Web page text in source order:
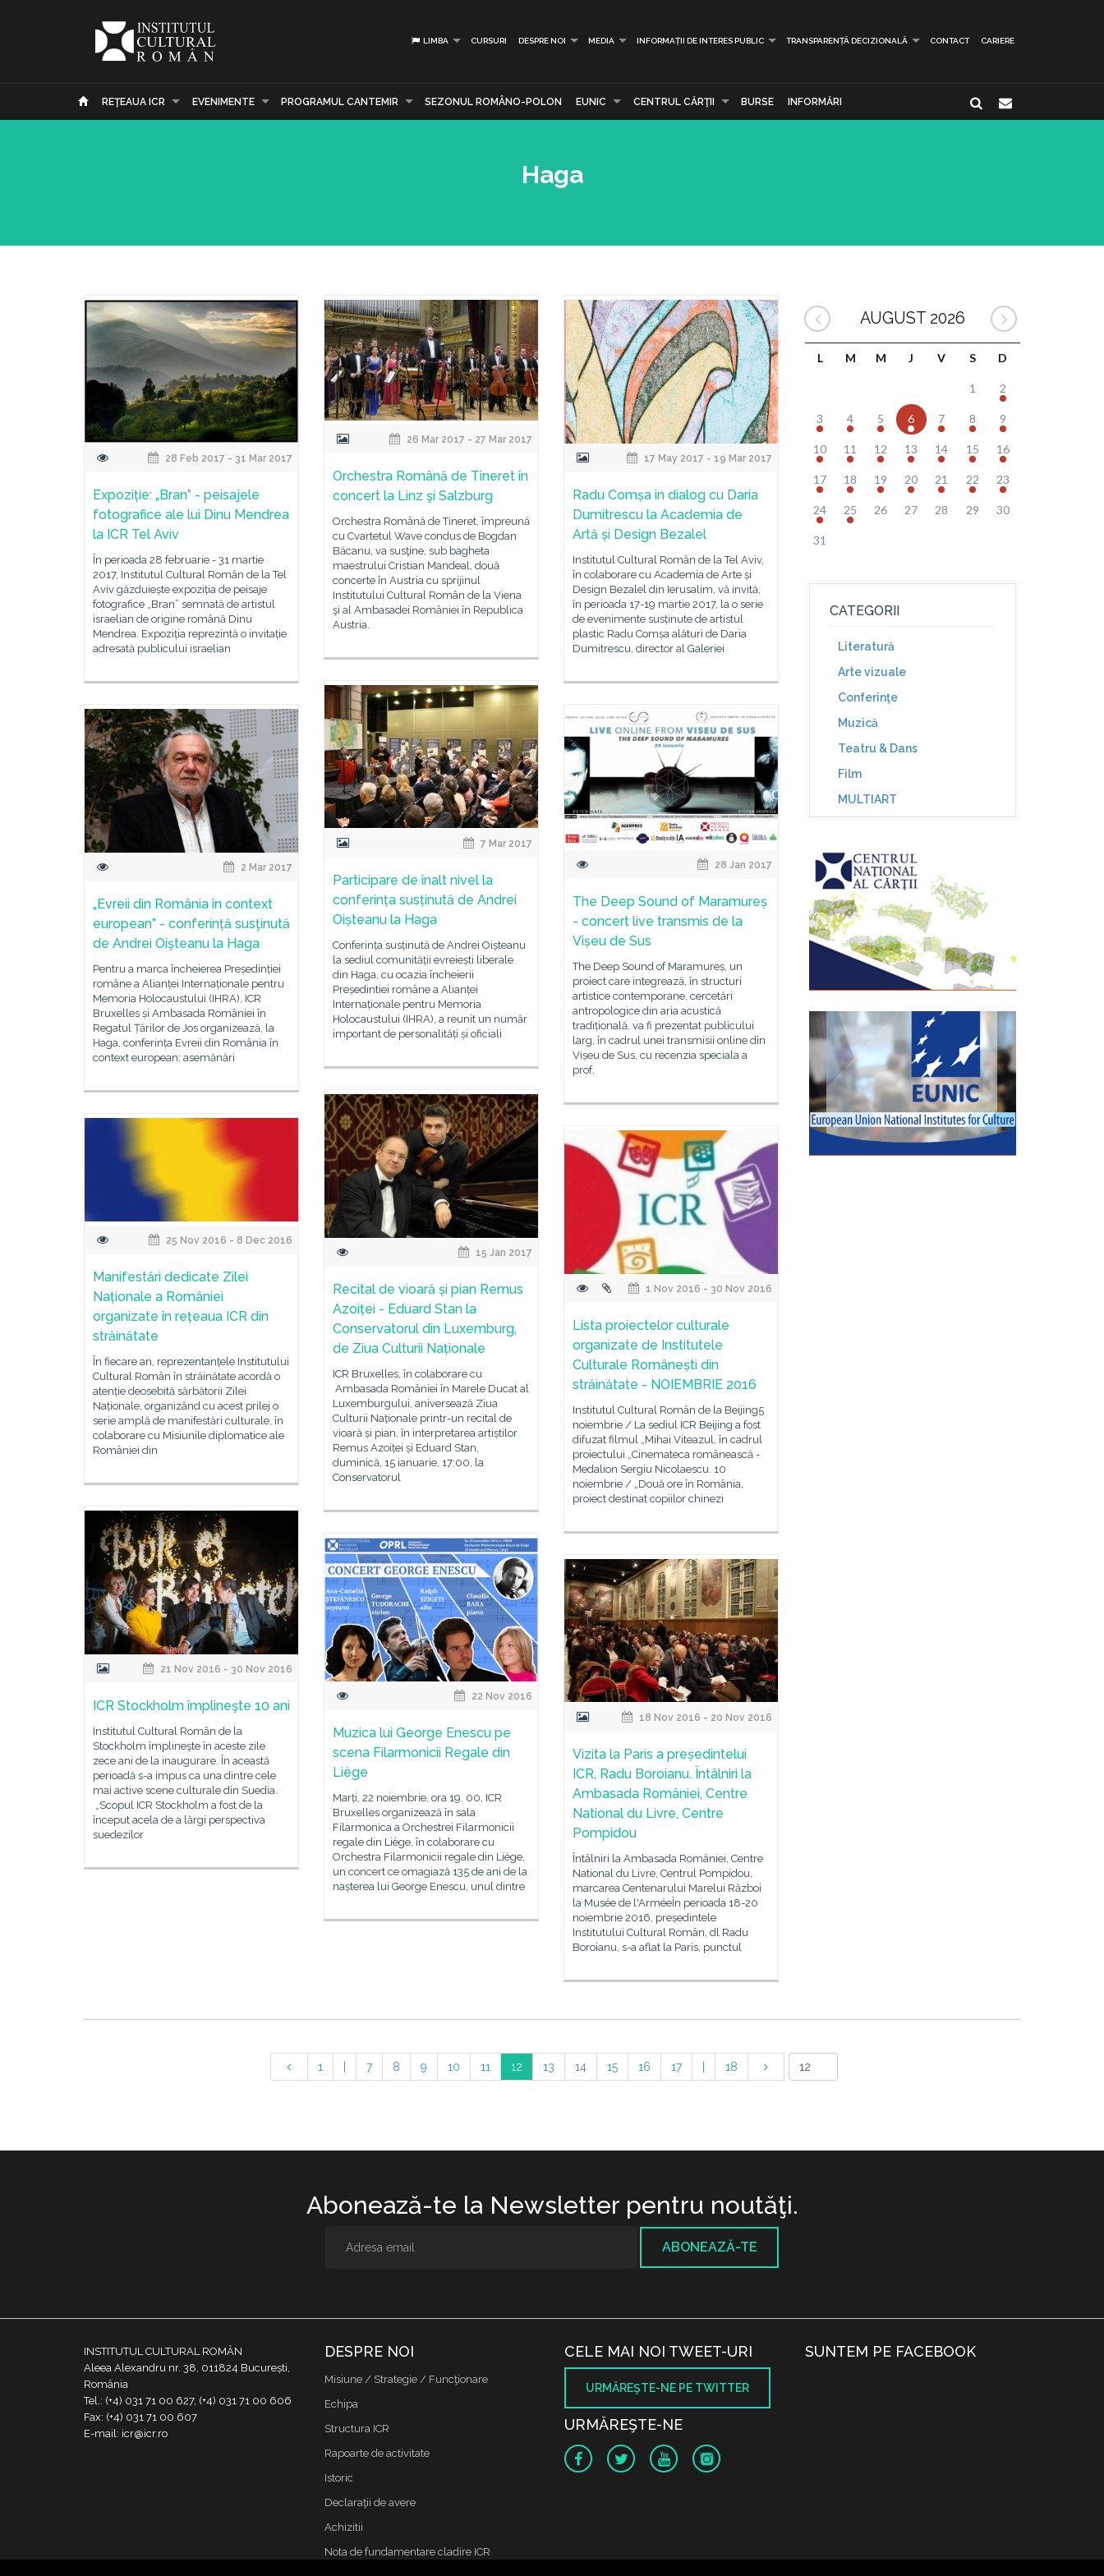
LIMBA CURSURI DESPRE NOI MEDIA INFORMAȚII DE INTERES PUBLIC TRANSPARENȚĂ DECIZIONALĂ CONTACT CARIERE
REŢEAUA ICR EVENIMENTE PROGRAMUL CANTEMIR SEZONUL ROMÂNO-POLON EUNIC CENTRUL CĂRŢII BURSE INFORMĂRI
Haga
28 Feb 2017 - 31 Mar 2017
Expoziție: „Bran” - peisajele
fotografice ale lui Dinu Mendrea
la ICR Tel Aviv
În perioada 28 februarie - 31 martie
2017, Institutul Cultural Român de la Tel
Aviv găzduiește expoziția de peisaje
fotografice „Bran” semnată de artistul
israelian de origine română Dinu
Mendrea. Expoziția reprezintă o invitație
adresată publicului israelian
26 Mar 2017 - 27 Mar 2017
Orchestra Română de Tineret în
concert la Linz şi Salzburg
Orchestra Română de Tineret, împreună
cu Cvartetul Wave condus de Bogdan
Băcanu, va susţine, sub bagheta
maestrului Cristian Mandeal, două
concerte în Austria cu sprijinul
Institutului Cultural Român de la Viena
şi al Ambasadei României în Republica
Austria.
17 May 2017 - 19 Mar 2017
Radu Comșa in dialog cu Daria
Dumitrescu la Academia de
Artă și Design Bezalel
Institutul Cultural Român de la Tel Aviv,
în colaborare cu Academia de Arte și
Design Bezalel din Ierusalim, vă invită,
în perioada 17-19 martie 2017, la o serie
de evenimente susținute de artistul
plastic Radu Comșa alături de Daria
Dumitrescu, director al Galeriei
7 Mar 2017
Participare de înalt nivel la
conferința susținută de Andrei
Oișteanu la Haga
Conferința susținută de Andrei Oișteanu
la sediul comunității evreiești liberale
din Haga, cu ocazia încheierii
Președintiei române a Alianței
Internaționale pentru Memoria
Holocaustului (IHRA), a reunit un număr
important de personalități și oficiali
2 Mar 2017
„Evreii din România în context
european” - conferință susţinută
de Andrei Oişteanu la Haga
Pentru a marca încheierea Președinției
române a Alianței Internaționale pentru
Memoria Holocaustului (IHRA), ICR
Bruxelles și Ambasada României în
Regatul Țărilor de Jos organizează, la
Haga, conferința Evreii din România în
context european: asemănări
28 Jan 2017
The Deep Sound of Maramureș
- concert live transmis de la
Vișeu de Sus
The Deep Sound of Maramureș, un
proiect care integrează, în structuri
artistice contemporane, cercetări
antropologice din aria acustică
tradițională, va fi prezentat publicului
larg, în cadrul unei transmisii online din
Vișeu de Sus, cu recenzia speciala a
prof.
15 Jan 2017
Recital de vioară și pian Remus
Azoiței - Eduard Stan la
Conservatorul din Luxemburg,
de Ziua Culturii Naționale
ICR Bruxelles, în colaborare cu
Ambasada României în Marele Ducat al
Luxemburgului, aniversează Ziua
Culturii Naționale printr-un recital de
vioară și pian, în interpretarea artiștilor
Remus Azoiței și Eduard Stan,
duminică, 15 ianuarie, 17:00, la
Conservatorul
25 Nov 2016 - 8 Dec 2016
Manifestări dedicate Zilei
Naționale a României
organizate în rețeaua ICR din
străinătate
În fiecare an, reprezentanțele Institutului
Cultural Român în străinătate acordă o
atenție deosebită sărbătorii Zilei
Naționale, organizând cu acest prilej o
serie amplă de manifestări culturale, în
colaborare cu Misiunile diplomatice ale
României din
1 Nov 2016 - 30 Nov 2016
Lista proiectelor culturale
organizate de Institutele
Culturale Românești din
străinătate - NOIEMBRIE 2016
Institutul Cultural Român de la Beijing5
noiembrie / La sediul ICR Beijing a fost
difuzat filmul „Mihai Viteazul, în cadrul
proiectului „Cinemateca românească -
Medalion Sergiu Nicolaescu. 10
noiembrie / „Două ore în România,
proiect destinat copiilor chinezi
21 Nov 2016 - 30 Nov 2016
ICR Stockholm împlineşte 10 ani
Institutul Cultural Român de la
Stockholm împlineşte în aceste zile
zece ani de la inaugurare. În această
perioadă s-a impus ca una dintre cele
mai active scene culturale din Suedia.
„Scopul ICR Stockholm a fost de la
început acela de a lărgi perspectiva
suedezilor
22 Nov 2016
Muzica lui George Enescu pe
scena Filarmonicii Regale din
Liège
Marți, 22 noiembrie, ora 19. 00, ICR
Bruxelles organizează în sala
Filarmonica a Orchestrei Filarmonicii
regale din Liège, în colaborare cu
Orchestra Filarmonicii regale din Liège,
un concert ce omagiază 135 de ani de la
nașterea lui George Enescu, unul dintre
18 Nov 2016 - 20 Nov 2016
Vizita la Paris a președintelui
ICR, Radu Boroianu. Întâlniri la
Ambasada României, Centre
National du Livre, Centre
Pompidou
Întâlniri la Ambasada României, Centre
National du Livre, Centrul Pompidou,
marcarea Centenarului Marelui Război
la Musée de l'ArméeȊn perioada 18-20
noiembrie 2016, președintele
Institutului Cultural Român, dl Radu
Boroianu, s-a aflat la Paris, punctul
AUGUST 2026
L M M J V S D
1 2
3 4 5 6 7 8 9
10 11 12 13 14 15 16
17 18 19 20 21 22 23
24 25 26 27 28 29 30
31
CATEGORII
Literatură
Arte vizuale
Conferinţe
Muzică
Teatru & Dans
Film
MULTIART
1 7 8 9 10 11 12 13 14 15 16 17 18
Abonează-te la Newsletter pentru noutăţi.
ABONEAZĂ-TE
INSTITUTUL CULTURAL ROMÂN
Aleea Alexandru nr. 38, 011824 București,
România
Tel.: (+4) 031 71 00 627, (+4) 031 71 00 606
Fax: (+4) 031 71 00 607
E-mail: icr@icr.ro
DESPRE NOI
Misiune / Strategie / Funcţionare
Echipa
Structura ICR
Rapoarte de activitate
Istoric
Declaraţii de avere
Achizitii
Nota de fundamentare cladire ICR
CELE MAI NOI TWEET-URI
URMĂREŞTE-NE PE TWITTER
URMĂREŞTE-NE
SUNTEM PE FACEBOOK